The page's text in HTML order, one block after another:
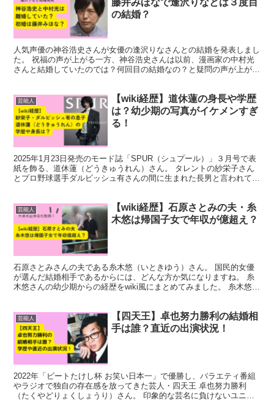
藤井みほなで逢沢りなとは３度目
の結婚？
人気声優の神谷浩史さんが女優の逢沢りなさんとの結婚を発表しまし
た。 祝福の声が上がる一方、神谷浩史さんは以前、漫画家の中村光
さんと結婚していたのでは？何回目の結婚なの？と疑問の声が上がっ
芸能人
【wiki経歴】道休蓮の身長や学歴
は？幼少期の写真がイケメンすぎ
る！
2025年1月23日発売のモード誌「SPUR（シュプール）」３月号で表
紙を飾る、道休蓮（どうきゅうれん）さん。 タレントの紗栄子さん
とプロ野球選手ダルビッシュ有さんの間に生まれた長男と言われてい
芸能人
【wiki経歴】石原さとみの夫・糸
木悠は帰国子女で年収が億超え？
石原さとみさんの夫である糸木悠（いときゆう）さん。 国民的女優
が選んだ結婚相手であるからには、どんな方か気になりますね。 糸
木悠さんの幼少期からの経歴をwiki風にまとめてみました。 糸木悠の
芸能人
【四天王】卓也努力勝利の結婚相
手は誰？直近の出演状況！
2022年「ビートたけし杯 お笑い日本一」で優勝し、バラエティ番組
やラジオで独自の存在感を放ってきた芸人・四天王 卓也努力勝利
（たくやどりょくしょうり）さん。 印象的な芸名に負けないユニー